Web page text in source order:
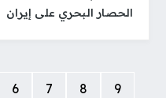
الحصار البحري على إيران
6 7 8 9